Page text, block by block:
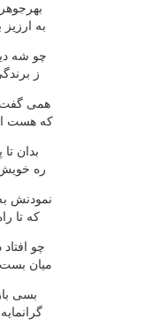
به
چو شه
ز
همى گفت
که هست
بدان
ره خويش
نمودنش
که تا
چو
ميان
بسى